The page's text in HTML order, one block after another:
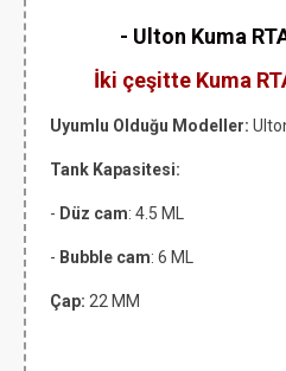
- Ulton Kuma
İki çeşitte Kuma
Uyumlu Olduğu Modeller:
Tank Kapasitesi:
- Düz cam: 4.5 ML
- Bubble cam: 6 ML
Çap: 22 MM